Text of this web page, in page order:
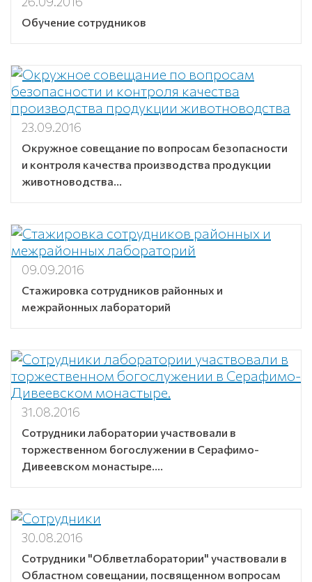
Обучение сотрудников
23.09.2016
Окружное совещание по вопросам безопасности
и контроля качества производства продукции
животноводства...
09.09.2016
Стажировка сотрудников районных и
межрайонных лабораторий
31.08.2016
Сотрудники лаборатории участвовали в
торжественном богослужении в Серафимо-
Дивеевском монастыре....
30.08.2016
Cотрудники "Облветлаборатории" участвовали в
Областном совещании, посвященном вопросам